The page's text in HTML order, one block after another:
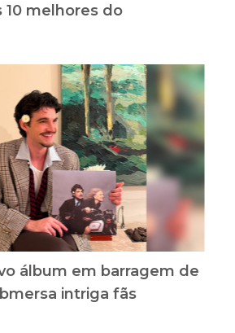
melhores do
álbum em barragem de
intriga fãs